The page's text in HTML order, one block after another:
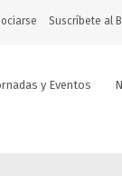
Suscríbete al
y Eventos